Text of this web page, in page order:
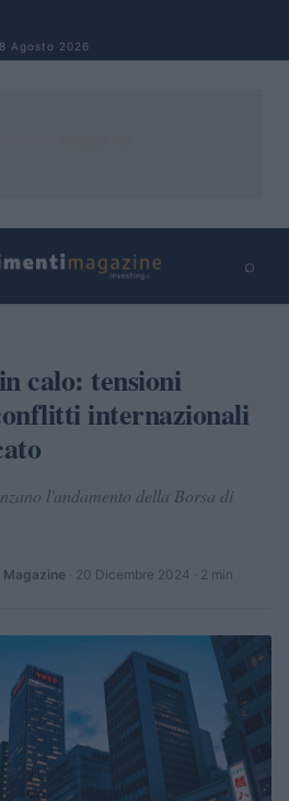
8 Agosto 2026
⌕
calo: tensioni
internazionali
l'andamento della Borsa di
· 20 Dicembre 2024 · 2 min